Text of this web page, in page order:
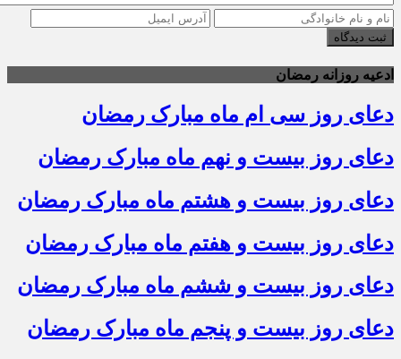
ثبت دیدگاه
ادعیه روزانه رمضان
دعای روز سی ام ماه مبارک رمضان
دعای روز بیست و نهم ماه مبارک رمضان
دعای روز بیست و هشتم ماه مبارک رمضان
دعای روز بیست و هفتم ماه مبارک رمضان
دعای روز بیست و ششم ماه مبارک رمضان
دعای روز بیست و پنجم ماه مبارک رمضان